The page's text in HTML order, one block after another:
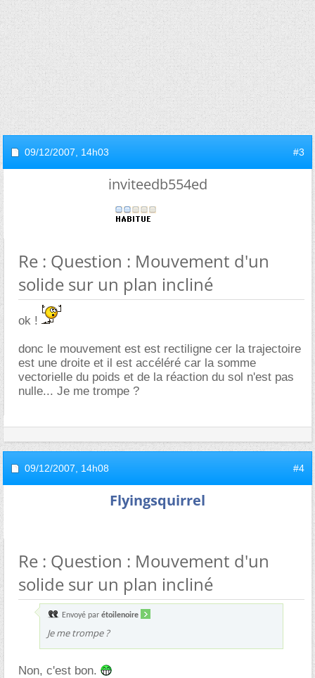
09/12/2007, 14h03 #3
inviteedb554ed
Re : Question : Mouvement d'un
solide sur un plan incliné
ok !
donc le mouvement est est rectiligne cer la trajectoire
est une droite et il est accéléré car la somme
vectorielle du poids et de la réaction du sol n'est pas
nulle... Je me trompe ?
09/12/2007, 14h08 #4
Flyingsquirrel
Re : Question : Mouvement d'un
solide sur un plan incliné
Envoyé par étoilenoire
Je me trompe ?
Non, c'est bon.